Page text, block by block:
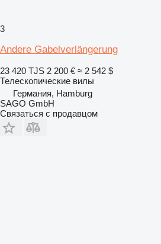
3
Andere Gabelverlängerung
23 420 TJS 2 200 € ≈ 2 542 $
Телескопические вилы
Германия, Hamburg
SAGO GmbH
Связаться с продавцом